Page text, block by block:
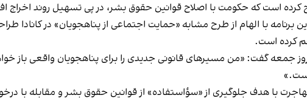
کرده است که حکومت با اصلاح قوانین حقوق بشر، در پی تسهیل روند اخراج
روز جمعه گفت: «من مسیرهای قانونی جدیدی را برای پناهجویان واقعی باز
با هدف جلوگیری از «سؤاستفاده» از قوانین حقوق‌ بشر و مقابله با